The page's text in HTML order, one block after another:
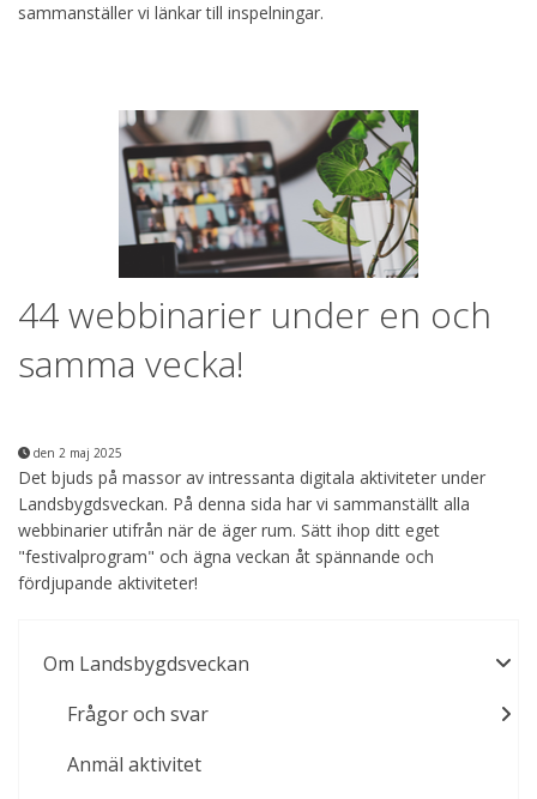
sammanställer vi länkar till inspelningar.
44 webbinarier under en och
samma vecka!
den 2 maj 2025
Det bjuds på massor av intressanta digitala aktiviteter under
Landsbygdsveckan. På denna sida har vi sammanställt alla
webbinarier utifrån när de äger rum. Sätt ihop ditt eget
"festivalprogram" och ägna veckan åt spännande och
fördjupande aktiviteter!
Om Landsbygdsveckan
Frågor och svar
Anmäl aktivitet